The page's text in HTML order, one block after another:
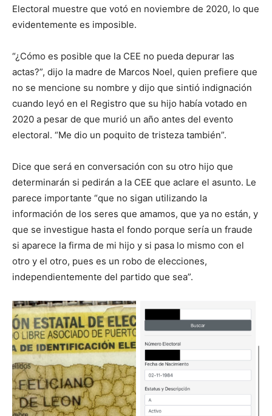
Electoral muestre que votó en noviembre de 2020, lo que
evidentemente es imposible.
“¿Cómo es posible que la CEE no pueda depurar las
actas?”, dijo la madre de Marcos Noel, quien prefiere que
no se mencione su nombre y dijo que sintió indignación
cuando leyó en el Registro que su hijo había votado en
2020 a pesar de que murió un año antes del evento
electoral. “Me dio un poquito de tristeza también”.
Dice que será en conversación con su otro hijo que
determinarán si pedirán a la CEE que aclare el asunto. Le
parece importante “que no sigan utilizando la
información de los seres que amamos, que ya no están, y
que se investigue hasta el fondo porque sería un fraude
si aparece la firma de mi hijo y si pasa lo mismo con el
otro y el otro, pues es un robo de elecciones,
independientemente del partido que sea”.